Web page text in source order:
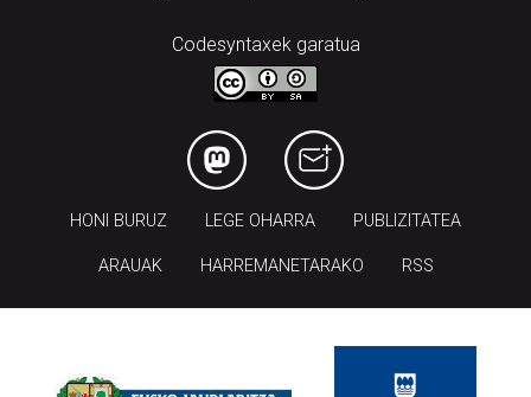
Codesyntaxek garatua
HONI BURUZ LEGE OHARRA PUBLIZITATEA
ARAUAK HARREMANETARAKO RSS